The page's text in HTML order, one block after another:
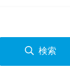
検索